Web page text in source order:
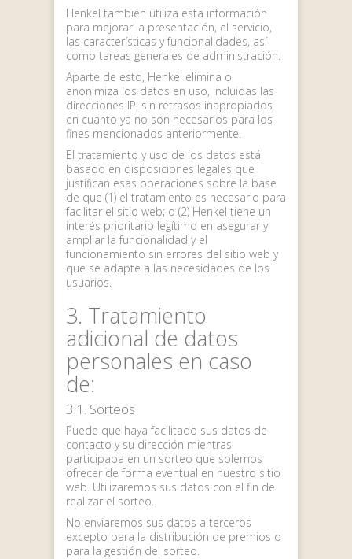
Henkel también utiliza esta información
para mejorar la presentación, el servicio,
las características y funcionalidades, así
como tareas generales de administración.
Aparte de esto, Henkel elimina o
anonimiza los datos en uso, incluidas las
direcciones IP, sin retrasos inapropiados
en cuanto ya no son necesarios para los
fines mencionados anteriormente.
El tratamiento y uso de los datos está
basado en disposiciones legales que
justifican esas operaciones sobre la base
de que (1) el tratamiento es necesario para
facilitar el sitio web; o (2) Henkel tiene un
interés prioritario legítimo en asegurar y
ampliar la funcionalidad y el
funcionamiento sin errores del sitio web y
que se adapte a las necesidades de los
usuarios.
3. Tratamiento
adicional de datos
personales en caso
de:
3.1. Sorteos
Puede que haya facilitado sus datos de
contacto y su dirección mientras
participaba en un sorteo que solemos
ofrecer de forma eventual en nuestro sitio
web. Utilizaremos sus datos con el fin de
realizar el sorteo.
No enviaremos sus datos a terceros
excepto para la distribución de premios o
para la gestión del sorteo.